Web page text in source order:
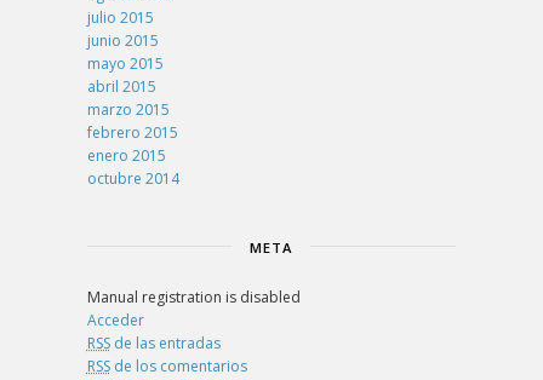
julio 2015
junio 2015
mayo 2015
abril 2015
marzo 2015
febrero 2015
enero 2015
octubre 2014
META
Manual registration is disabled
Acceder
RSSde las entradas
RSSde los comentarios